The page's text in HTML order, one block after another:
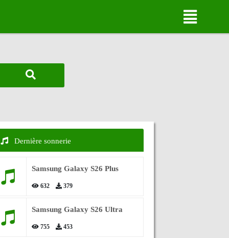
Dernière sonnerie
Samsung Galaxy S26 Plus
632 379
Samsung Galaxy S26 Ultra
755 453